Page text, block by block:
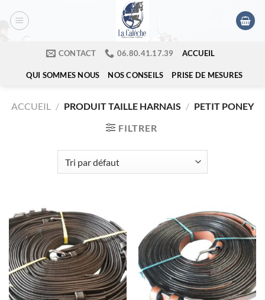
CONTACT ​06.80.41.17.39 ACCUEIL
QUI SOMMES NOUS NOS CONSEILS PRISE DE MESURES
ACCUEIL / PRODUIT TAILLE HARNAIS / PETIT PONEY
FILTRER